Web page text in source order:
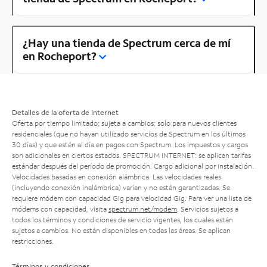
¿Hay una tienda de Spectrum cerca de mí
en Rocheport?
Detalles de la oferta de Internet
Oferta por tiempo limitado; sujeta a cambios; solo para nuevos clientes
residenciales (que no hayan utilizado servicios de Spectrum en los últimos
30 días) y que estén al día en pagos con Spectrum. Los impuestos y cargos
son adicionales en ciertos estados. SPECTRUM INTERNET: se aplican tarifas
estándar después del período de promoción. Cargo adicional por instalación.
Velocidades basadas en conexión alámbrica. Las velocidades reales
(incluyendo conexión inalámbrica) varían y no están garantizadas. Se
requiere módem con capacidad Gig para velocidad Gig. Para ver una lista de
módems con capacidad, visita spectrum.net/modem . Servicios sujetos a
todos los términos y condiciones de servicio vigentes, los cuales están
sujetos a cambios. No están disponibles en todas las áreas. Se aplican
restricciones.